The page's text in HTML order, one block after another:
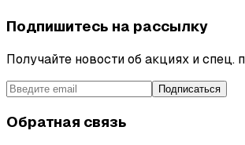
Подпишитесь на рассылку
Получайте новости об акциях и спец.
Подписаться
Обратная связь